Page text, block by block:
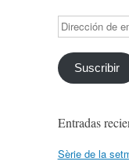
Dirección
de
email
Suscribir
Entradas
Sèrie de la